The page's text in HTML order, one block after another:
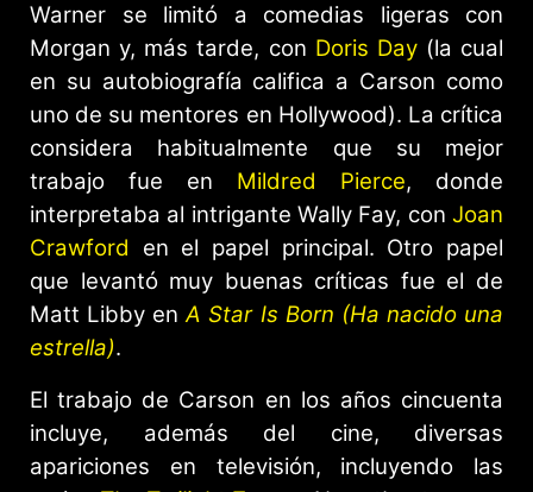
Warner se limitó a comedias ligeras con
Morgan y, más tarde, con Doris Day(la cual
en su autobiografía califica a Carson como
uno de su mentores en Hollywood). La crítica
considera habitualmente que su mejor
trabajo fue en Mildred Pierce, donde
interpretaba al intrigante Wally Fay, con Joan
Crawford en el papel principal. Otro papel
que levantó muy buenas críticas fue el de
Matt Libby enA Star Is Born (Ha nacido una
estrella).
El trabajo de Carson en los años cincuenta
incluye, además del cine, diversas
apariciones en televisión, incluyendo las